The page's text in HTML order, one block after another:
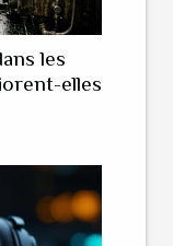
les
elles